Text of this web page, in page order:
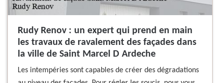
Rudy Renov : un expert qui prend en main
les travaux de ravalement des façades dans
la ville de Saint Marcel D Ardeche
Les intempéries sont capables de créer des dégradations